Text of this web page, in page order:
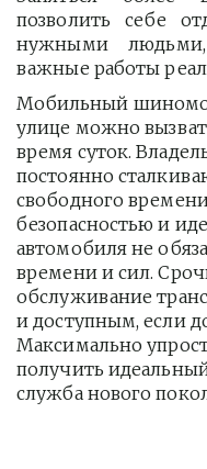
позволить себе
нужными
важные работы
Мобильный
улице можно
время суток.
постоянно
свободного
безопасностью и
автомобиля не
времени и сил.
обслуживание
и доступным, если
Максимально
получить
служба нового